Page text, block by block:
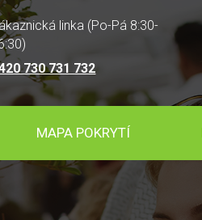
linka (Po-Pá 8:30-
730 731 732
MAPA POKRYTÍ